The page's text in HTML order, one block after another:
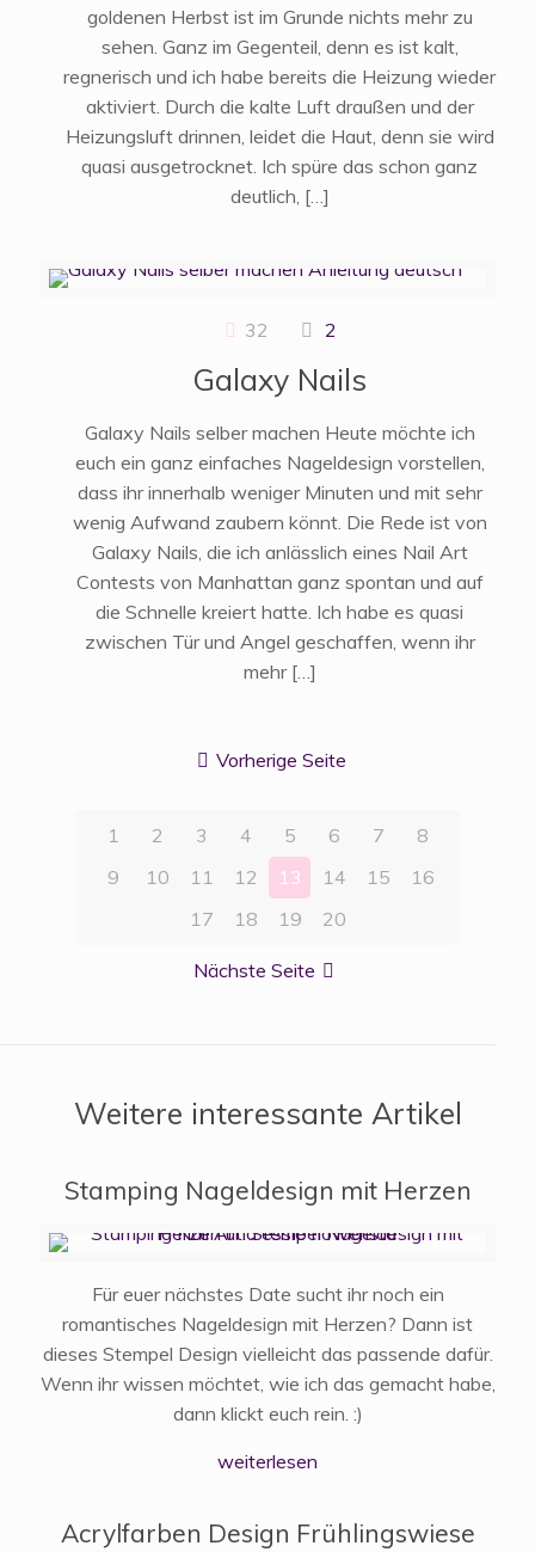
goldenen Herbst ist im Grunde nichts mehr zu
sehen. Ganz im Gegenteil, denn es ist kalt,
regnerisch und ich habe bereits die Heizung wieder
aktiviert. Durch die kalte Luft draußen und der
Heizungsluft drinnen, leidet die Haut, denn sie wird
quasi ausgetrocknet. Ich spüre das schon ganz
deutlich, […]
32 2
Galaxy Nails
Galaxy Nails selber machen Heute möchte ich
euch ein ganz einfaches Nageldesign vorstellen,
dass ihr innerhalb weniger Minuten und mit sehr
wenig Aufwand zaubern könnt. Die Rede ist von
Galaxy Nails, die ich anlässlich eines Nail Art
Contests von Manhattan ganz spontan und auf
die Schnelle kreiert hatte. Ich habe es quasi
zwischen Tür und Angel geschaffen, wenn ihr
mehr[…]
Vorherige Seite
1 2 3 4 5 6 7
8
9
10 11 12 13 14 15
16
17
18 19 20
Nächste Seite
Weitere interessante Artikel
Stamping Nageldesign mit Herzen
Für euer nächstes Date sucht ihr noch ein
romantisches Nageldesign mit Herzen? Dann ist
dieses Stempel Design vielleicht das passende dafür.
Wenn ihr wissen möchtet, wie ich das gemacht habe,
dann klickt euch rein. :)
weiterlesen
Acrylfarben Design Frühlingswiese